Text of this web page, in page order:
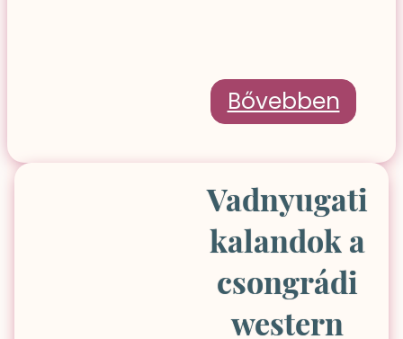
Bővebben
Vadnyugati
kalandok a
csongrádi
western